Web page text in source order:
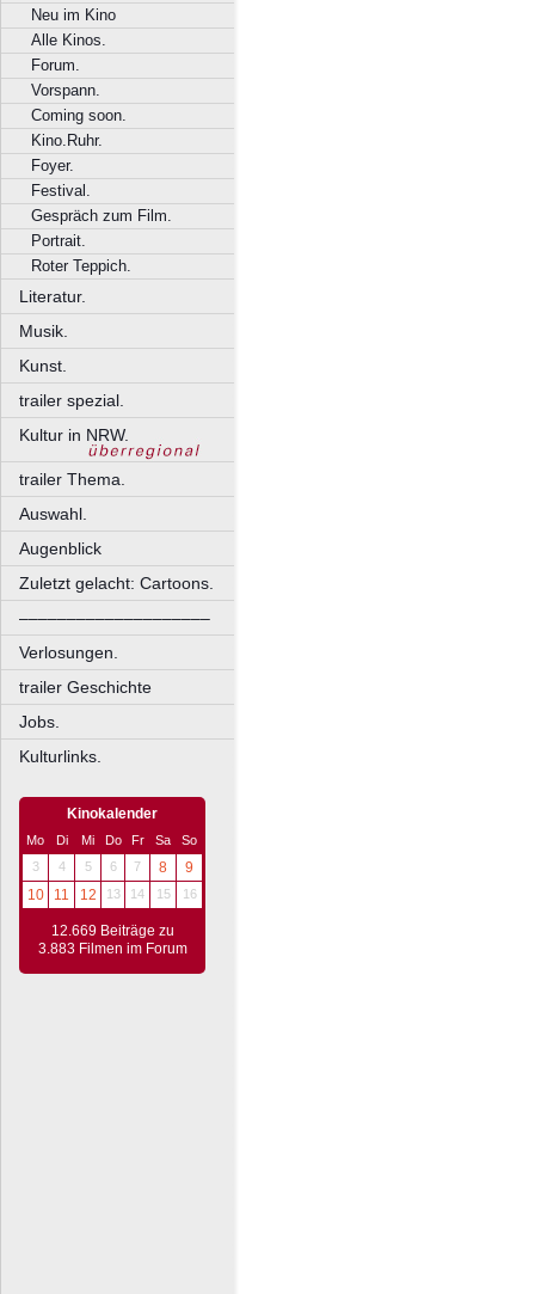
Neu im Kino
Alle Kinos.
Forum.
Vorspann.
Coming soon.
Kino.Ruhr.
Foyer.
Festival.
Gespräch zum Film.
Portrait.
Roter Teppich.
Literatur.
Musik.
Kunst.
trailer spezial.
Kultur in NRW.
trailer Thema.
Auswahl.
Augenblick
Zuletzt gelacht: Cartoons.
––––––––––––––––––––
Verlosungen.
trailer Geschichte
Jobs.
Kulturlinks.
Kinokalender
Mo Di Mi Do Fr Sa
So
3
4 5 6 7 8
9
10
11 12 13 14 15 16
12.669 Beiträge zu
3.883 Filmen im Forum